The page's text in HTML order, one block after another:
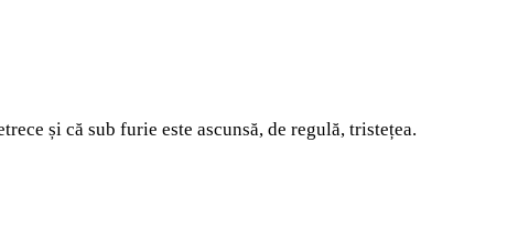
și că sub furie este ascunsă, de regulă, tristețea.